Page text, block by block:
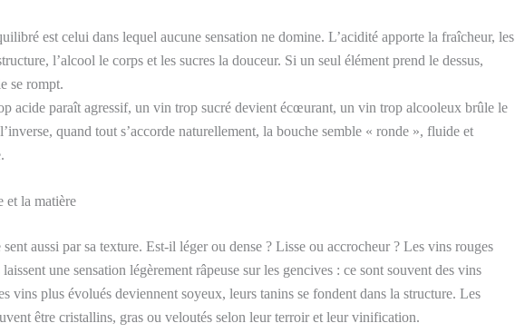
est celui dans lequel aucune sensation ne domine. L’acidité apporte la fraîcheur, les
l’alcool le corps et les sucres la douceur. Si un seul élément prend le dessus,
se rompt.
acide paraît agressif, un vin trop sucré devient écœurant, un vin trop alcooleux brûle le
quand tout s’accorde naturellement, la bouche semble « ronde », fluide et
et la matière
aussi par sa texture. Est-il léger ou dense ? Lisse ou accrocheur ? Les vins rouges
une sensation légèrement râpeuse sur les gencives : ce sont souvent des vins
vins plus évolués deviennent soyeux, leurs tanins se fondent dans la structure. Les
être cristallins, gras ou veloutés selon leur terroir et leur vinification.